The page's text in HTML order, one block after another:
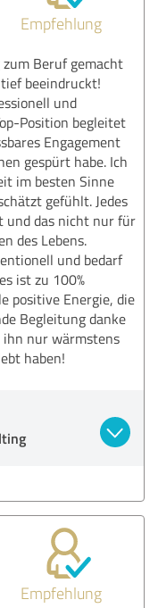
Empfehlung
Beruf gemacht
beeindruckt!
und
Position begleitet
Engagement
gespürt habe. Ich
im besten Sinne
gefühlt. Jedes
und das nicht nur für
des Lebens.
und bedarf
ist zu 100%
positive Energie, die
Begleitung danke
ihn nur wärmstens
haben!
Empfehlung